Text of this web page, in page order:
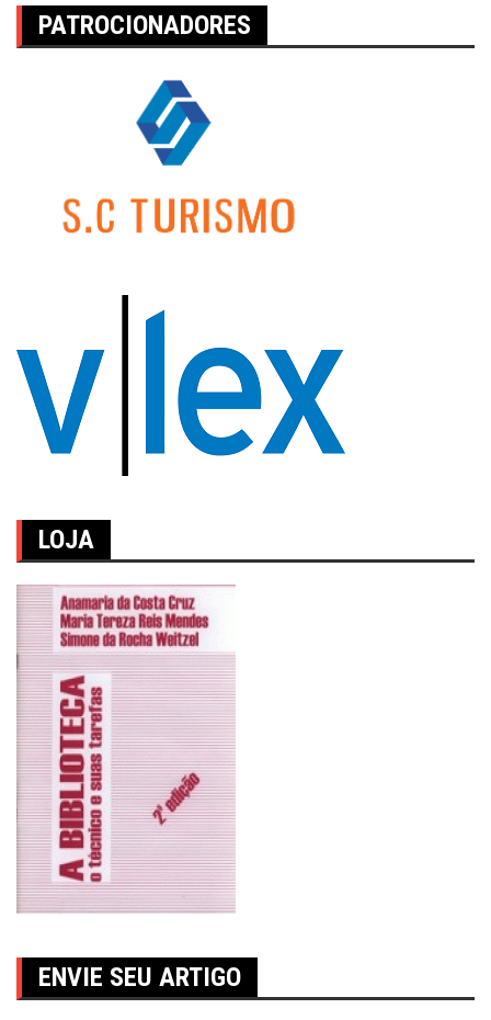
PATROCIONADORES
LOJA
ENVIE SEU ARTIGO